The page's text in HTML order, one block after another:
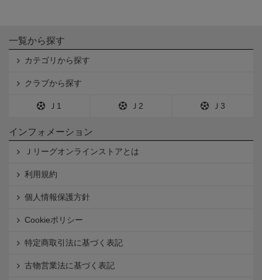
一覧から探す
カテゴリから探す
クラブから探す
Ｊ1 Ｊ2 Ｊ3
インフォメーション
Ｊリーグオンラインストアとは
利用規約
個人情報保護方針
Cookieポリシー
特定商取引法に基づく表記
古物営業法に基づく表記